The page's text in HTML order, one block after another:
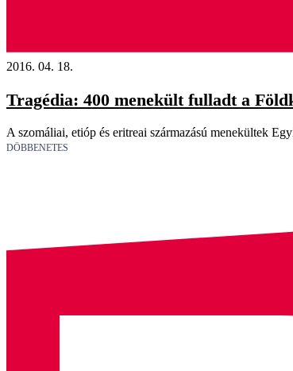
2016. 04. 18.
Tragédia: 400 menekült fulladt a
A szomáliai, etióp és eritreai származású menekültek
DÖBBENETES